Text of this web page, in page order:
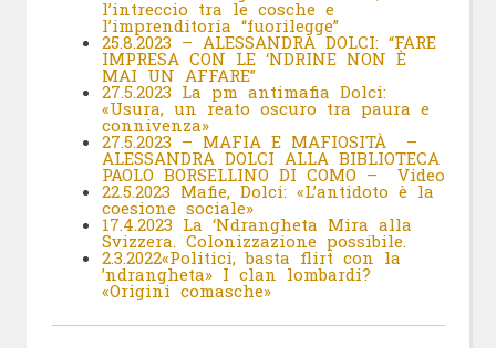
l’intreccio tra le cosche e
l’imprenditoria “fuorilegge”
25.8.2023 – ALESSANDRA DOLCI: “FARE
IMPRESA CON LE ‘NDRINE NON È
MAI UN AFFARE”
27.5.2023 La pm antimafia Dolci:
«Usura, un reato oscuro tra paura e
connivenza»
27.5.2023 – MAFIA E MAFIOSITÀ –
ALESSANDRA DOLCI ALLA BIBLIOTECA
PAOLO BORSELLINO DI COMO – Video
22.5.2023 Mafie, Dolci: «L’antidoto è la
coesione sociale»
17.4.2023 La ‘Ndrangheta Mira alla
Svizzera. Colonizzazione possibile.
2.3.2022«Politici, basta flirt con la
’ndrangheta» I clan lombardi?
«Origini comasche»